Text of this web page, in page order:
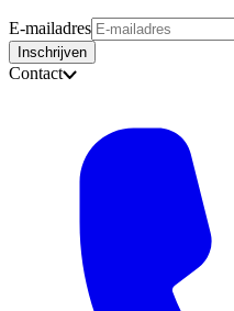
E-mailadres
Inschrijven
Contact